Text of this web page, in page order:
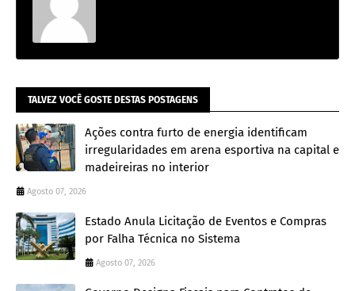
TALVEZ VOCÊ GOSTE DESTAS POSTAGENS
Ações contra furto de energia identificam
irregularidades em arena esportiva na capital e
madeireiras no interior
Agosto 07, 2026
Estado Anula Licitação de Eventos e Compras
por Falha Técnica no Sistema
Agosto 07, 2026